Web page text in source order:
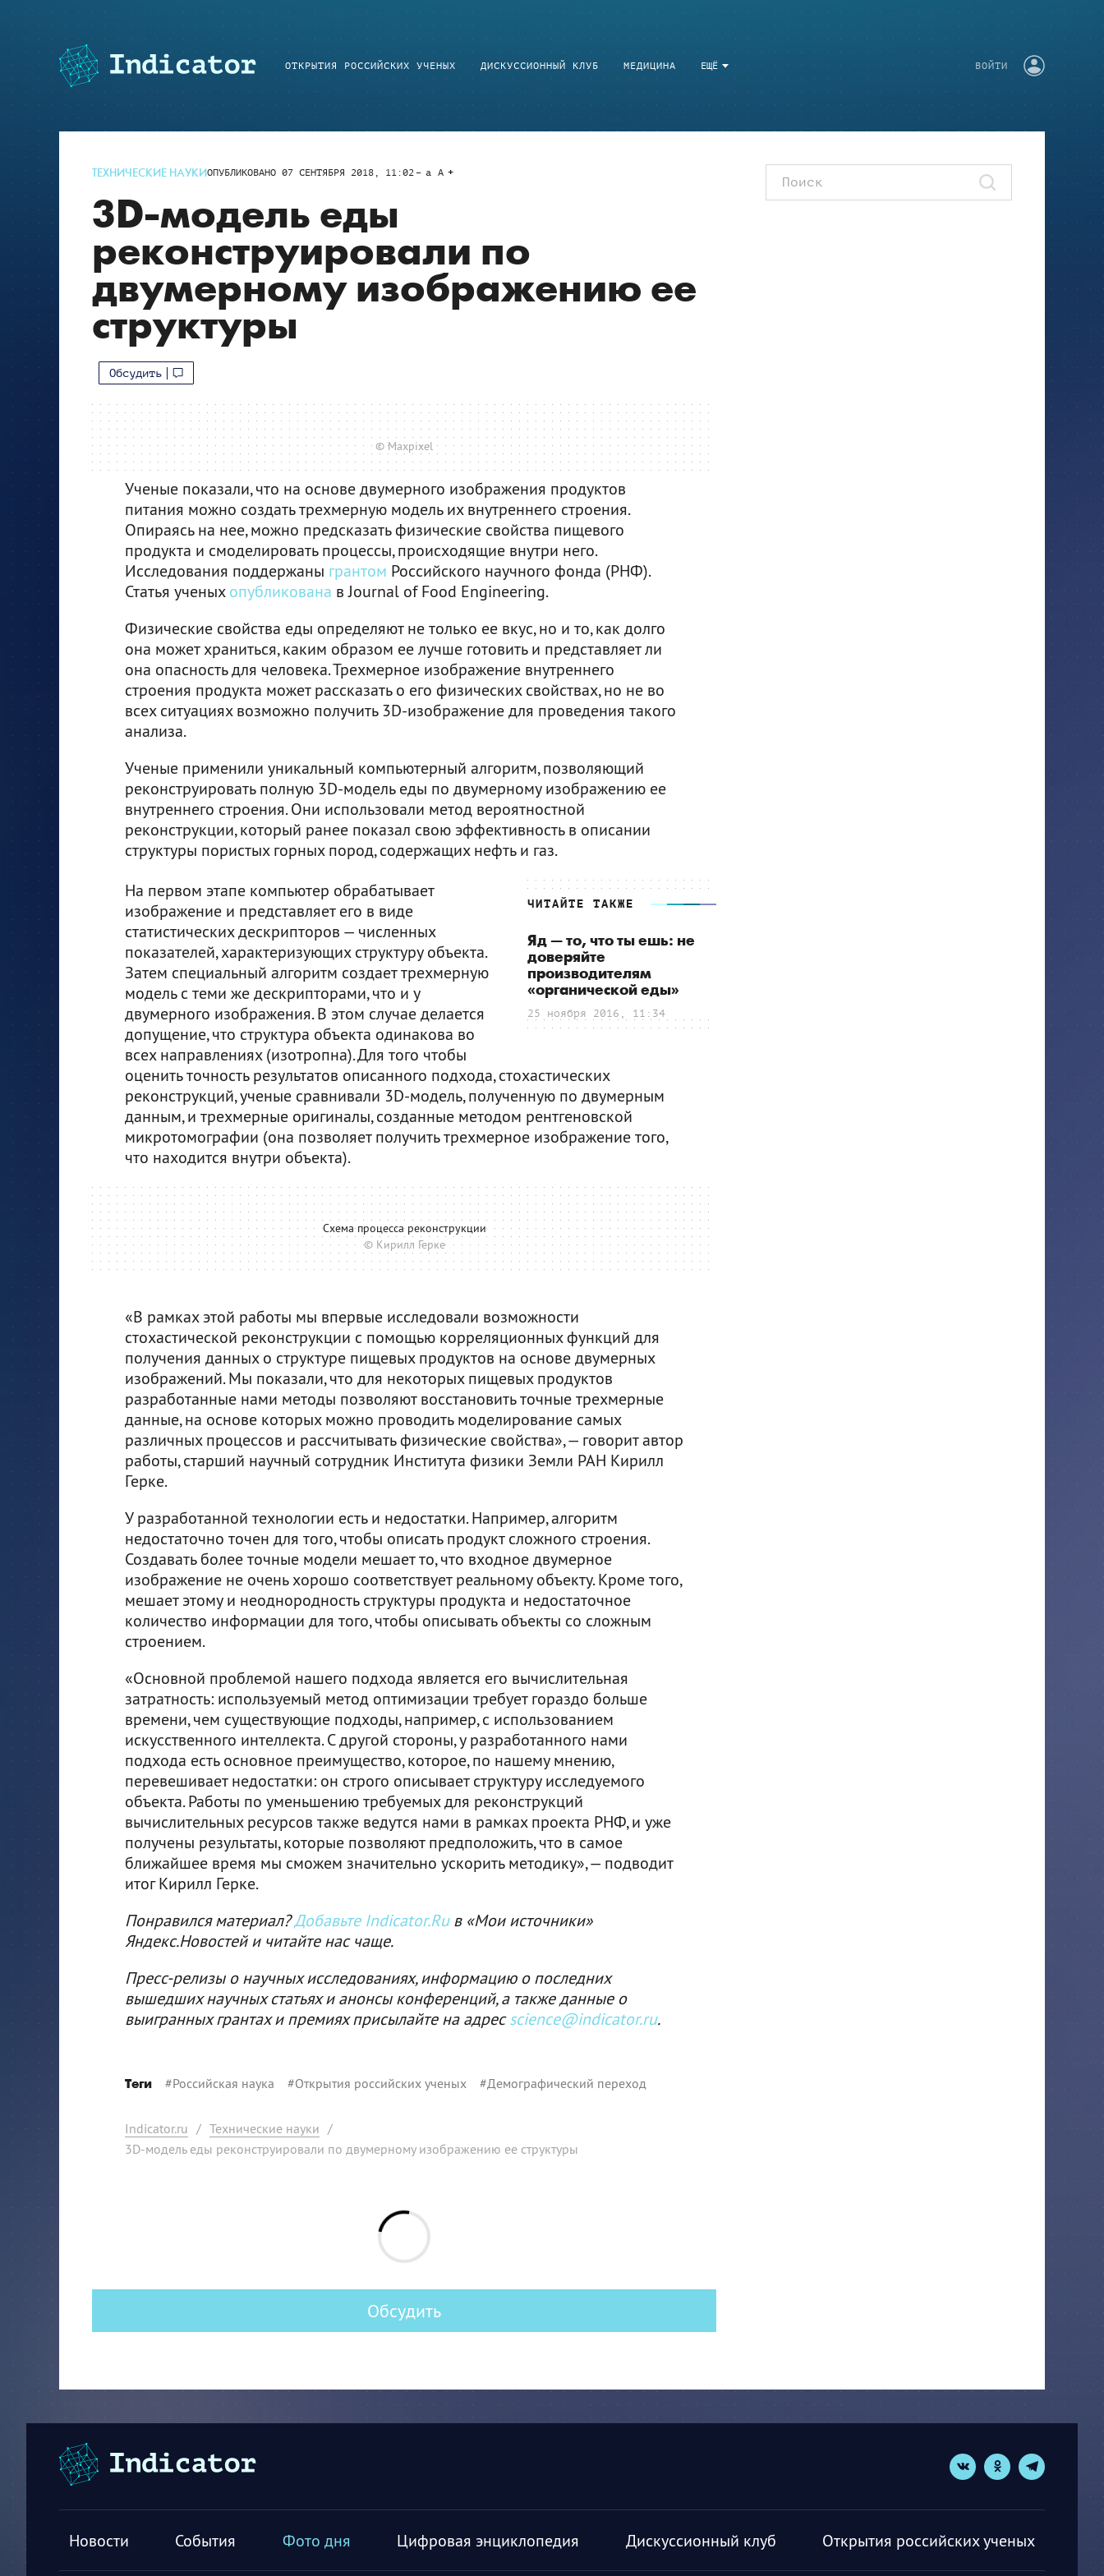
ЕЩЁ
ОТКРЫТИЯ РОССИЙСКИХ УЧЕНЫХ ДИСКУССИОННЫЙ КЛУБ МЕДИЦИНА ВОЙТИ
ТЕХНИЧЕСКИЕ НАУКИОПУБЛИКОВАНО 07 СЕНТЯБРЯ 2018, 11:02 a A
3D-модель еды
реконструировали по
двумерному изображению ее
структуры
Обсудить
© Maxpixel
Ученые показали, что на основе двумерного изображения продуктов
питания можно создать трехмерную модель их внутреннего строения.
Опираясь на нее, можно предсказать физические свойства пищевого
продукта и смоделировать процессы, происходящие внутри него.
Исследования поддержаны грантом Российского научного фонда (РНФ).
Статья ученых опубликована в Journal of Food Engineering.
Физические свойства еды определяют не только ее вкус, но и то, как долго
она может храниться, каким образом ее лучше готовить и представляет ли
она опасность для человека. Трехмерное изображение внутреннего
строения продукта может рассказать о его физических свойствах, но не во
всех ситуациях возможно получить 3D-изображение для проведения такого
анализа.
Ученые применили уникальный компьютерный алгоритм, позволяющий
реконструировать полную 3D-модель еды по двумерному изображению ее
внутреннего строения. Они использовали метод вероятностной
реконструкции, который ранее показал свою эффективность в описании
структуры пористых горных пород, содержащих нефть и газ.
ЧИТАЙТЕ ТАКЖЕ
Яд — то, что ты ешь: не
доверяйте
производителям
«органической еды»
25 ноября 2016, 11:34
На первом этапе компьютер обрабатывает
изображение и представляет его в виде
статистических дескрипторов — численных
показателей, характеризующих структуру объекта.
Затем специальный алгоритм создает трехмерную
модель с теми же дескрипторами, что и у
двумерного изображения. В этом случае делается
допущение, что структура объекта одинакова во
всех направлениях (изотропна). Для того чтобы
оценить точность результатов описанного подхода, стохастических
реконструкций, ученые сравнивали 3D-модель, полученную по двумерным
данным, и трехмерные оригиналы, созданные методом рентгеновской
микротомографии (она позволяет получить трехмерное изображение того,
что находится внутри объекта).
Схема процесса реконструкции
© Кирилл Герке
«В рамках этой работы мы впервые исследовали возможности
стохастической реконструкции с помощью корреляционных функций для
получения данных о структуре пищевых продуктов на основе двумерных
изображений. Мы показали, что для некоторых пищевых продуктов
разработанные нами методы позволяют восстановить точные трехмерные
данные, на основе которых можно проводить моделирование самых
различных процессов и рассчитывать физические свойства», — говорит автор
работы, старший научный сотрудник Института физики Земли РАН Кирилл
Герке.
У разработанной технологии есть и недостатки. Например, алгоритм
недостаточно точен для того, чтобы описать продукт сложного строения.
Создавать более точные модели мешает то, что входное двумерное
изображение не очень хорошо соответствует реальному объекту. Кроме того,
мешает этому и неоднородность структуры продукта и недостаточное
количество информации для того, чтобы описывать объекты со сложным
строением.
«Основной проблемой нашего подхода является его вычислительная
затратность: используемый метод оптимизации требует гораздо больше
времени, чем существующие подходы, например, с использованием
искусственного интеллекта. С другой стороны, у разработанного нами
подхода есть основное преимущество, которое, по нашему мнению,
перевешивает недостатки: он строго описывает структуру исследуемого
объекта. Работы по уменьшению требуемых для реконструкций
вычислительных ресурсов также ведутся нами в рамках проекта РНФ, и уже
получены результаты, которые позволяют предположить, что в самое
ближайшее время мы сможем значительно ускорить методику», — подводит
итог Кирилл Герке.
Понравился материал?Добавьте Indicator.Ruв «Мои источники»
Яндекс.Новостей и читайте нас чаще.
Пресс-релизы о научных исследованиях, информацию о последних
вышедших научных статьях и анонсы конференций, а также данные о
выигранных грантах и премиях присылайте на адресscience@indicator.ru.
Теги #Российская наука #Открытия российских ученых #Демографический переход
Indicator.ru / Технические науки /
3D-модель еды реконструировали по двумерному изображению ее структуры
Обсудить
Новости События Фото дня Цифровая энциклопедия Дискуссионный клуб Открытия российских ученых